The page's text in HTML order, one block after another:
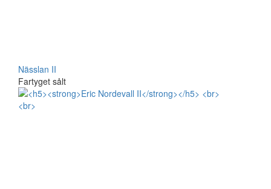
Nässlan II
Fartyget sålt